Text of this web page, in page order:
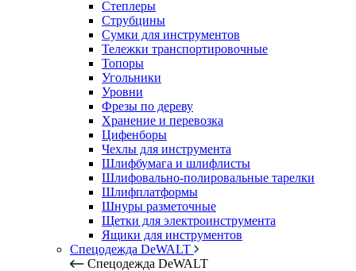
Степлеры
Струбцины
Сумки для инструментов
Тележки транспортировочные
Топоры
Угольники
Уровни
Фрезы по дереву
Хранение и перевозка
Цифенборы
Чехлы для инструмента
Шлифбумага и шлифлисты
Шлифовально-полировальные тарелки
Шлифплатформы
Шнуры разметочные
Щетки для электроинструмента
Ящики для инструментов
Спецодежда DeWALT
Спецодежда DeWALT